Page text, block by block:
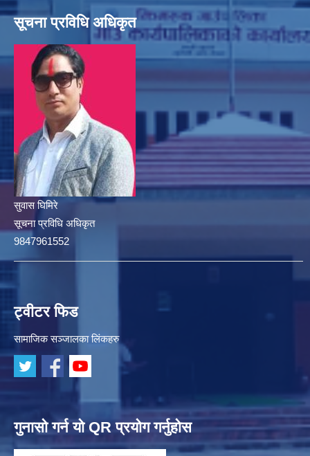
सूचना प्रविधि अधिकृत
सुवास घिमिरे
सूचना प्रविधि अधिकृत
9847961552
ट्वीटर फिड
सामाजिक सञ्जालका लिंकहरु
गुनासो गर्न यो QR प्रयोग गर्नुहोस